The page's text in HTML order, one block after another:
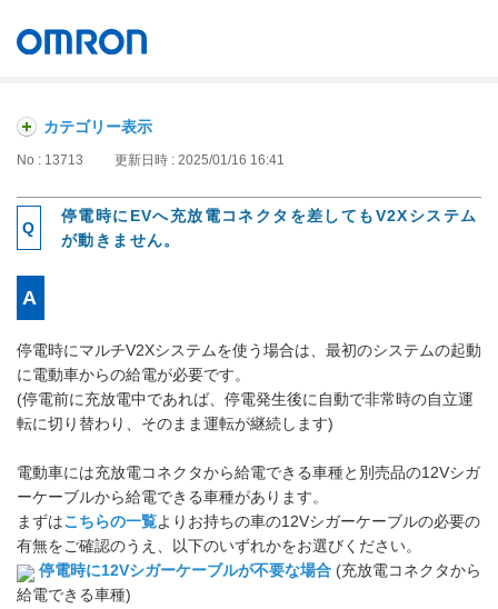
カテゴリー表示
No : 13713 更新日時 : 2025/01/16 16:41
停電時にEVへ充放電コネクタを差してもV2Xシステム
が動きません。
停電時にマルチV2Xシステムを使う場合は、最初のシステムの起動
に電動車からの給電が必要です。
(停電前に充放電中であれば、停電発生後に自動で非常時の自立運
転に切り替わり、そのまま運転が継続します)
電動車には充放電コネクタから給電できる車種と別売品の12Vシガ
ーケーブルから給電できる車種があります。
まずはこちらの一覧よりお持ちの車の12Vシガーケーブルの必要の
有無をご確認のうえ、以下のいずれかをお選びください。
停電時に12Vシガーケーブルが不要な場合 (充放電コネクタから
給電できる車種)